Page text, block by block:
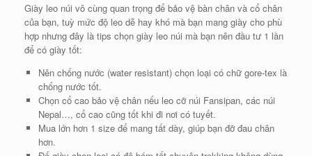
Giày leo núi vô cùng quan trọng để bảo vệ bàn chân và cổ chân
của bạn, tuỳ mức độ leo dễ hay khó mà bạn mang giày cho phù
hợp nhưng đây là tips chọn giày leo núi mà bạn nên đầu tư 1 lần
để có giày tốt:
Nên chống nước (water resistant) chọn loại có chữ gore-tex là
chống nước tốt.
Chọn cổ cao bảo vệ chân nếu leo cỡ núi Fansipan, các núi
Nepal…, cổ cao cũng tốt khi đi nơi có tuyết.
Mua lớn hơn 1 size để mang tất dày, giúp bạn đỡ đau chân
hơn.